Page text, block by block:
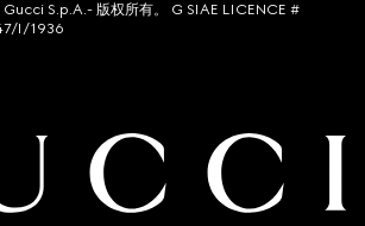
S.p.A.- 版权所有。 G SIAE LICENCE #
I/1936